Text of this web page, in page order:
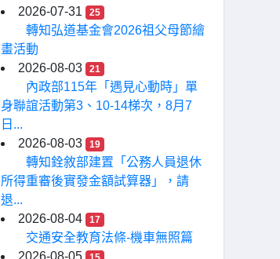
2026-07-31
25
轉知弘道基金會2026祖父母節繪
畫活動
2026-08-03
21
內政部115年「遇見心動時」單
身聯誼活動第3、10-14梯次，8月7
日...
2026-08-03
19
轉知銓敘部建置「公務人員退休
所得重審後實發金額試算器」，請
退...
2026-08-04
17
交通安全教育法條-機車無照篇
2026-08-05